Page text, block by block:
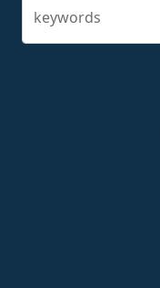
keywords